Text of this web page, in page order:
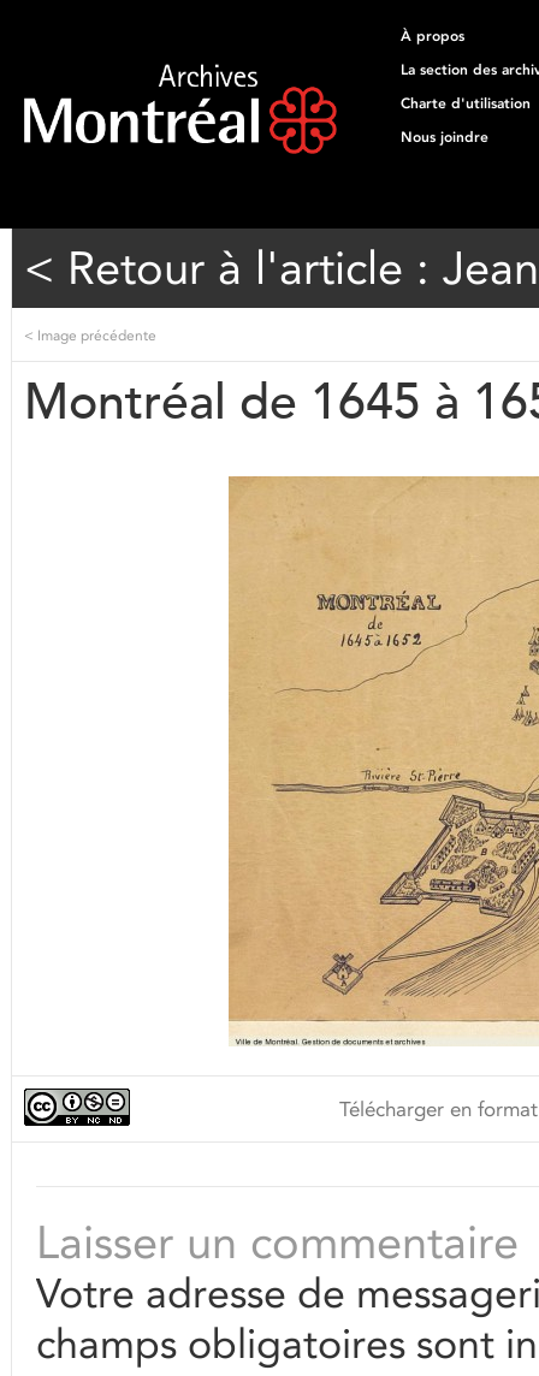
À propos
La section des
Charte d'utilisation
Nous joindre
< Retour à l'article :
< Image précédente
Montréal de 1645 à
Télécharger en
Laisser un commentaire
Votre adresse de
champs obligatoires sont